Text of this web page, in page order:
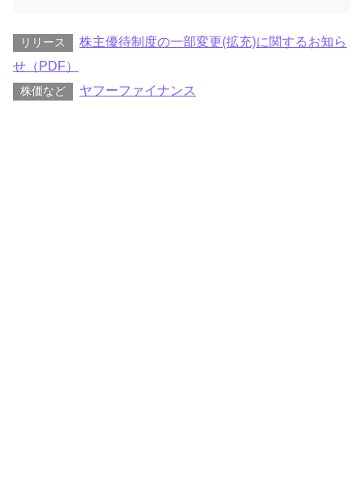
リリース
株主優待制度の一部変更(拡充)に関するお知ら
せ（PDF）
株価など ヤフーファイナンス